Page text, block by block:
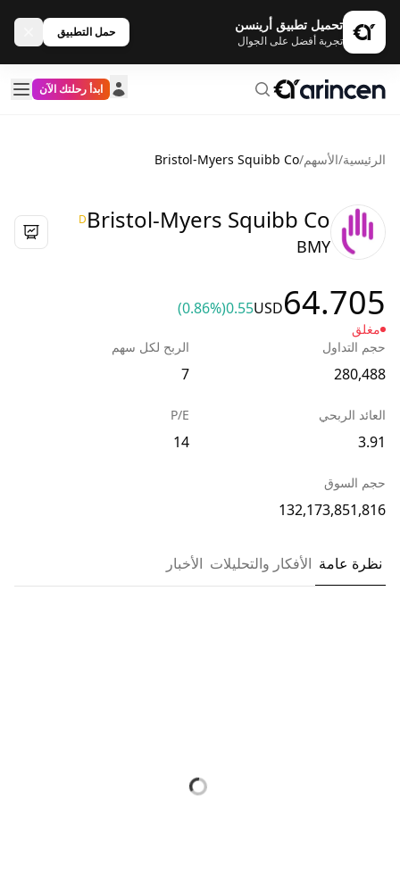
تحميل تطبيق أرينسن
تجربة أفضل على الجوال
حمل التطبيق
ابدأ رحلتك الآن
الرئيسية/الأسهم/
Bristol-Myers Squibb Co
Bristol-Myers Squibb Co
D
BMY
64.705
USD
0.55
(0.86%)
مغلق
حجم التداول
280,488
الربح لكل سهم
7
العائد الربحي
3.91
P/E
14
حجم السوق
132,173,851,816
نظرة عامة الأفكار والتحليلات الأخبار